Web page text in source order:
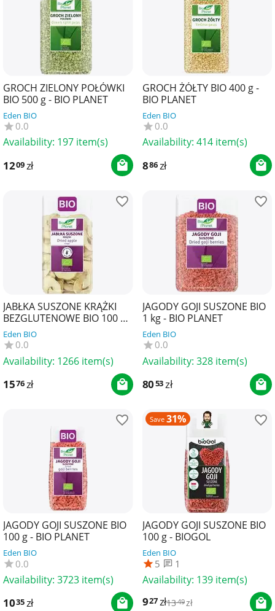
GROCH ZIELONY POŁÓWKI
BIO 500 g - BIO PLANET
Eden BIO
0.0
Availability: 197 item(s)
1209zł
GROCH ŻÓŁTY BIO 400 g -
BIO PLANET
Eden BIO
0.0
Availability: 414 item(s)
886zł
JABŁKA SUSZONE KRĄŻKI
BEZGLUTENOWE BIO 100 g -
BIO PLANET
Eden BIO
0.0
Availability: 1266 item(s)
1576zł
JAGODY GOJI SUSZONE BIO
1 kg - BIO PLANET
Eden BIO
0.0
Availability: 328 item(s)
8053zł
JAGODY GOJI SUSZONE BIO
100 g - BIO PLANET
Eden BIO
0.0
Availability: 3723 item(s)
1035zł
Save 31%
JAGODY GOJI SUSZONE BIO
100 g - BIOGOL
Eden BIO
5 1
Availability: 139 item(s)
927zł1349 zł